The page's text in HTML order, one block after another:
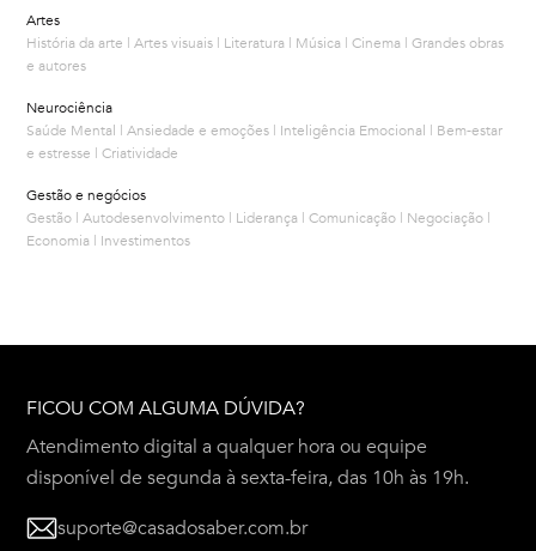
Artes
História da arte | Artes visuais | Literatura | Música | Cinema | Grandes obras
e autores
Neurociência
Saúde Mental | Ansiedade e emoções | Inteligência Emocional | Bem-estar
e estresse | Criatividade
Gestão e negócios
Gestão | Autodesenvolvimento | Liderança | Comunicação | Negociação |
Economia | Investimentos
FICOU COM ALGUMA DÚVIDA?
Atendimento digital a qualquer hora ou equipe
disponível de segunda à sexta-feira, das 10h às 19h.
suporte@casadosaber.com.br